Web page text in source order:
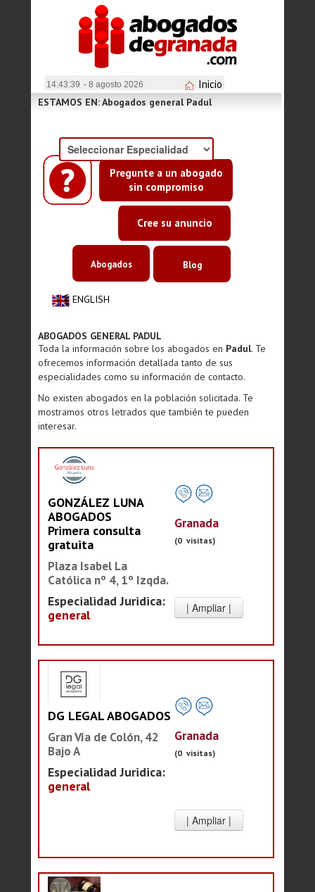
14:43:40 - 8 agosto 2026 Inicio
Pregunte a un abogado
sin compromiso
Cree su anuncio
ESTAMOS EN: Abogados general Padul
ENGLISH
Abogados Blog
ABOGADOS GENERAL PADUL
Toda la información sobre los abogados en Padul. Te
ofrecemos información detallada tanto de sus
especialidades como su información de contacto.
No existen abogados en la población solicitada. Te
mostramos otros letrados que también te pueden
interesar.
GONZÁLEZ LUNA
ABOGADOS
Primera consulta
gratuita
Plaza Isabel La
Católica nº 4, 1º Izqda.
Especialidad Juridica:
general
Granada
(0 visitas)
DG LEGAL ABOGADOS
Gran Vía de Colón, 42
Bajo A
Especialidad Juridica:
general
Granada
(0 visitas)